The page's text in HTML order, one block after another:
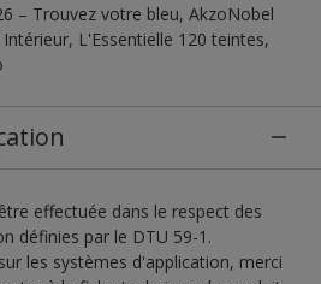
– Trouvez votre bleu, AkzoNobel
L'Essentielle 120 teintes,
effectuée dans le respect des
définies par le DTU 59-1.
les systèmes d'application, merci